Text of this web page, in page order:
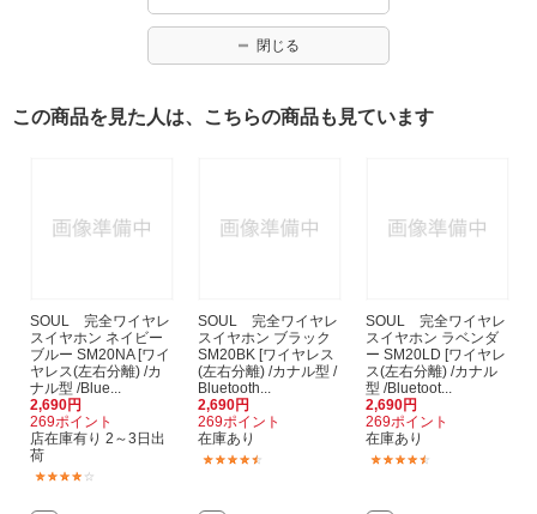
閉じる
この商品を見た人は、こちらの商品も見ています
SOUL 完全ワイヤレ
スイヤホン ネイビー
ブルー SM20NA [ワイ
ヤレス(左右分離) /カ
ナル型 /Blue...
2,690円
269ポイント
店在庫有り 2～3日出
荷
SOUL 完全ワイヤレ
スイヤホン ブラック
SM20BK [ワイヤレス
(左右分離) /カナル型 /
Bluetooth...
2,690円
269ポイント
在庫あり
SOUL 完全ワイヤレ
スイヤホン ラベンダ
ー SM20LD [ワイヤレ
ス(左右分離) /カナル
型 /Bluetoot...
2,690円
269ポイント
在庫あり